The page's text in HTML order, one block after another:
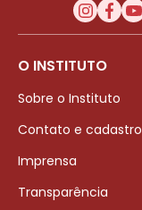
O INSTITUTO
Sobre o Instituto
Contato e cadastro
Imprensa
Transparência